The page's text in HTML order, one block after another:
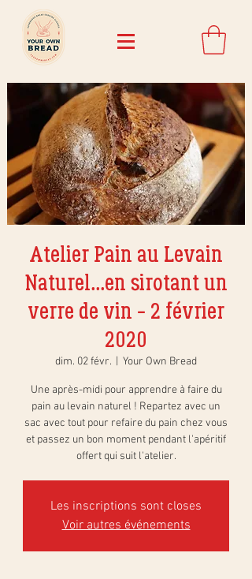
Atelier Pain au Levain
Naturel...en sirotant un
verre de vin - 2 février
2020
dim. 02 févr. Your Own Bread
Une après-midi pour apprendre à faire du
pain au levain naturel ! Repartez avec un
sac avec tout pour refaire du pain chez vous
et passez un bon moment pendant l'apéritif
offert qui suit l'atelier.
Les inscriptions sont closes
Voir autres événements